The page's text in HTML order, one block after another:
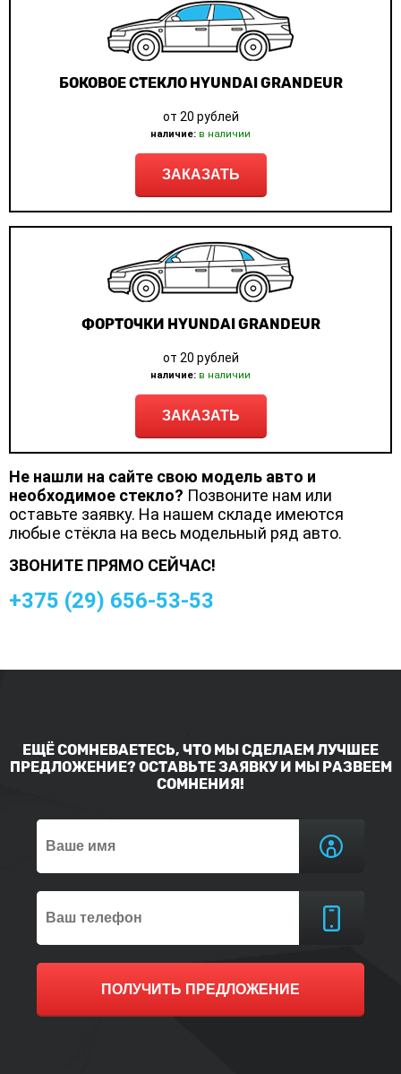
БОКОВОЕ СТЕКЛО HYUNDAI GRANDEUR
от 20 рублей
наличие: в наличии
ЗАКАЗАТЬ
ФОРТОЧКИ HYUNDAI GRANDEUR
от 20 рублей
наличие: в наличии
ЗАКАЗАТЬ
Не нашли на сайте свою модель авто и
необходимое стекло? Позвоните нам или
оставьте заявку. На нашем складе имеются
любые стёкла на весь модельный ряд авто.
ЗВОНИТЕ ПРЯМО СЕЙЧАС!
+375 (29) 656-53-53
ЕЩЁ СОМНЕВАЕТЕСЬ, ЧТО МЫ СДЕЛАЕМ ЛУЧШЕЕ
ПРЕДЛОЖЕНИЕ? ОСТАВЬТЕ ЗАЯВКУ И МЫ РАЗВЕЕМ
СОМНЕНИЯ!
ПОЛУЧИТЬ ПРЕДЛОЖЕНИЕ